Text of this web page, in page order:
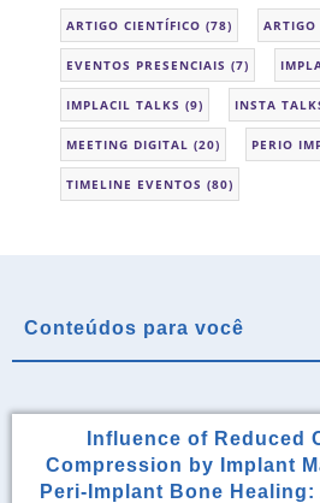
ARTIGO CIENTÍFICO (78) ARTIGO
EVENTOS PRESENCIAIS (7)
IMPLACIL TALKS (9) INSTA
MEETING DIGITAL (20) PERIO
TIMELINE EVENTOS (80)
Conteúdos para você
Influence of Reduced
Compression by Implant
Peri-Implant Bone